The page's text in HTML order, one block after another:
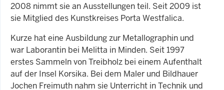
2008 nimmt sie an Ausstellungen teil. Seit 2009 ist
sie Mitglied des Kunstkreises Porta Westfalica.
Kurze hat eine Ausbildung zur Metallographin und
war Laborantin bei Melitta in Minden. Seit 1997
erstes Sammeln von Treibholz bei einem Aufenthalt
auf der Insel Korsika. Bei dem Maler und Bildhauer
Jochen Freimuth nahm sie Unterricht in Technik und